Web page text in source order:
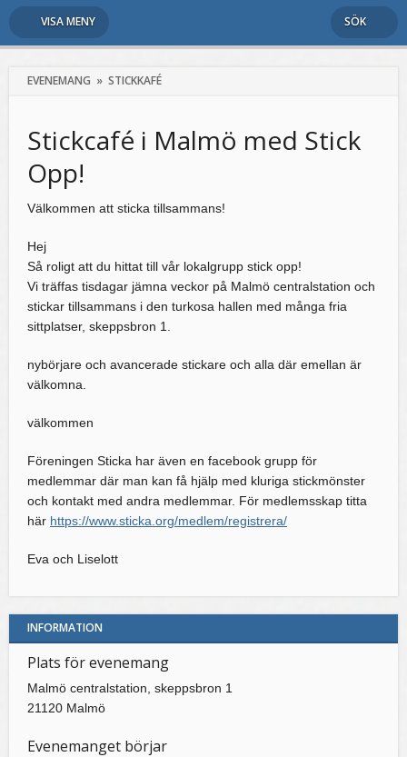
VISA MENY SÖK
EVENEMANG » STICKKAFÉ
Stickcafé i Malmö med Stick
Opp!
Välkommen att sticka tillsammans!
Hej
Så roligt att du hittat till vår lokalgrupp stick opp!
Vi träffas tisdagar jämna veckor på Malmö centralstation och
stickar tillsammans i den turkosa hallen med många fria
sittplatser, skeppsbron 1.
nybörjare och avancerade stickare och alla där emellan är
välkomna.
välkommen
Föreningen Sticka har även en facebook grupp för
medlemmar där man kan få hjälp med kluriga stickmönster
och kontakt med andra medlemmar. För medlemsskap titta
här https://www.sticka.org/medlem/registrera/
Eva och Liselott
INFORMATION
Plats för evenemang
Malmö centralstation, skeppsbron 1
21120 Malmö
Evenemanget börjar